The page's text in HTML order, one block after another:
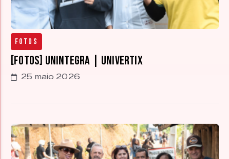
Fotos
[FOTOS] Unintegra | Univertix
25 maio 2026